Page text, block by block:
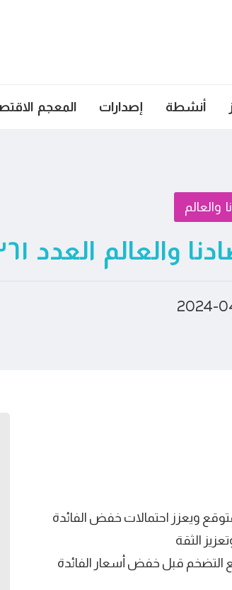
أنشطة إصدارات المعجم
والعالم
والعالم العدد ٣٦١
ويعزز احتمالات خفض الفائدة
الثقة
التضخم قبل خفض أسعار الفائدة